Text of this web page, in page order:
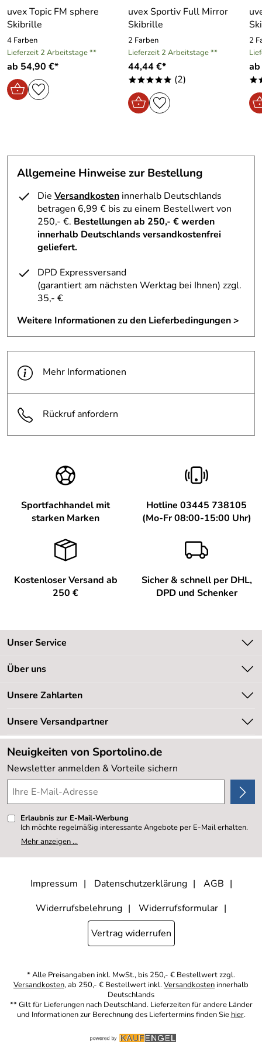
Annegret
Verifizierte Bewertung
Sehr sehr schnelle Lieferung, Brille ist top. Bin sehr
zufrieden
Kaufdatum: 29.01.2017
Bewertungsdatum: 08.02.2017
Sehr gut...
Kaufdatum: 02.03.2016
****o
Verifizierte Bewertung
Die Skibrille ist im großen und ganzen ok, die Scheibe war
verschoben, dadurch war die Freude und die Sicht
Möglichkeit eines Neukaufes oder Rücksendung hatten,
haben wir eine "Reparatur" vorgenommen- mit Erfolg: nun
ist alles in Ordnung.
Kaufdatum: 04.02.2016
uvex Topic FM sphere
Skibrille
4 Farben
Lieferzeit 2 Arbeitstage **
ab 54,90 €*
uvex Sportiv Full Mirror
Skibrille
2 Farben
Lieferzeit 2 Arbeitstage **
44,44 €*
***** (2)
2
Allgemeine Hinweise zur Bestellung
Die Versandkosten innerhalb Deutschlands
betragen 6,99 € bis zu einem Bestellwert von
250,- €. Bestellungen ab 250,- € werden
innerhalb Deutschlands versandkostenfrei
geliefert.
DPD Expressversand
(garantiert am nächsten Werktag bei Ihnen) zzgl.
35,- €
Weitere Informationen zu den Lieferbedingungen >
Mehr Informationen
Rückruf anfordern
Sportfachhandel mit
starken Marken
Hotline 03445 738105
(Mo-Fr 08:00-15:00 Uhr)
Kostenloser Versand ab
250 €
Sicher & schnell per DHL,
DPD und Schenker
Unser Service
Kontakt
Newsletter
Retourenabwicklung
Lieferbedingungen
Kundenlogin
Über uns
Unsere Bestseller
Neu
Sale %
Kundenbewertungen (20.177)
4,8/5*****
Unsere Zahlarten
Unsere Versandpartner
Neuigkeiten von Sportolino.de
Newsletter anmelden & Vorteile sichern
Erlaubnis zur E-Mail-Werbung
Ich möchte regelmäßig interessante Angebote per E-Mail erhalten.
Meine E-Mail-Adresse wird nicht an andere Unternehmen
weitergegeben. Zu statistischen Zwecken wird in anonymer Form
kann ich jederzeit mit Wirkung für die Zukunft widerrufen, indem ich
den Link "Abmelden" am Ende des Newsletters anklicke oder die
Datenschutzerklärung habe ich zur Kenntnis genommen.
Mehr anzeigen ...
Impressum Datenschutzerklärung
AGB
Widerrufsbelehrung
Widerrufsformular
Vertrag widerrufen
* Alle Preisangaben inkl. MwSt., bis 250,- € Bestellwert zzgl.
Versandkosten, ab 250,- € Bestellwert inkl.Versandkosten innerhalb
Deutschlands
** Gilt für Lieferungen nach Deutschland. Lieferzeiten für andere Länder
und Informationen zur Berechnung des Liefertermins finden Sie hier.